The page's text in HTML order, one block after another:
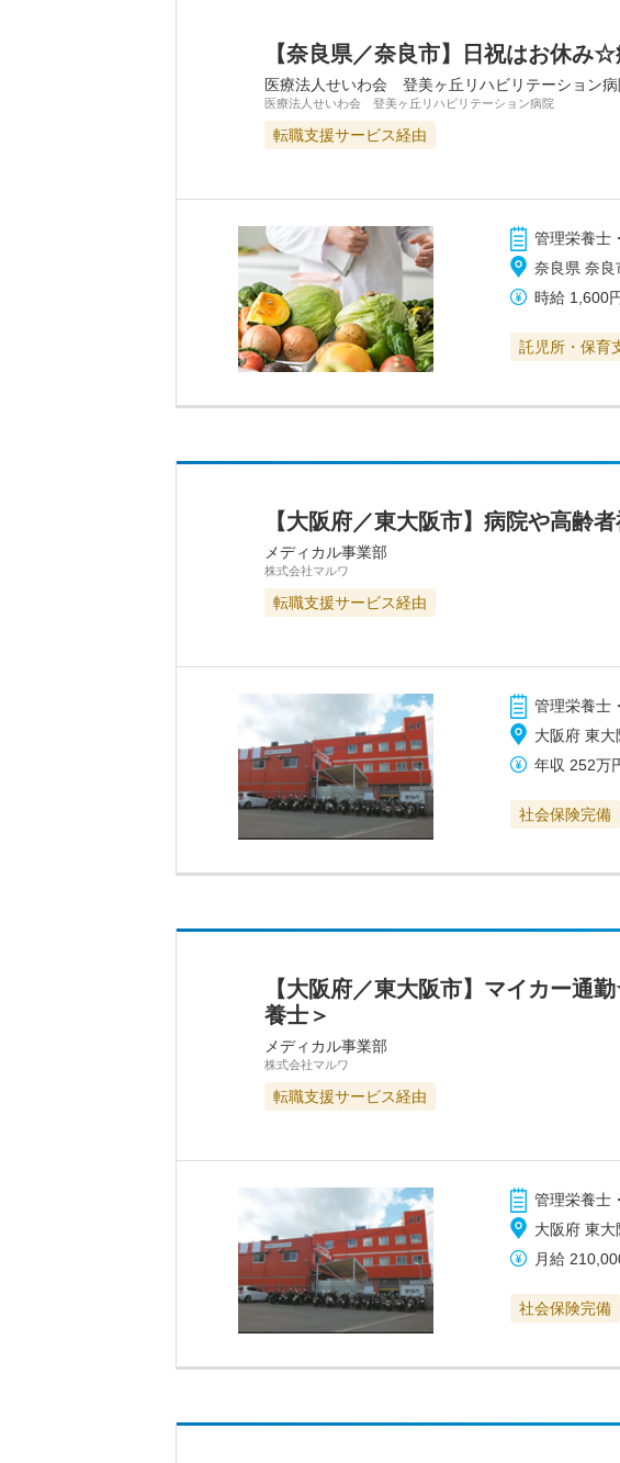
【奈良県／奈良市】日祝はお休み
医療法人せいわ会 登美ヶ丘リハビリテーション病
医療法人せいわ会 登美ヶ丘リハビリテーション病院
転職支援サービス経由
管理栄養士
奈良県 奈
時給 1,600
託児所・保育
【大阪府／東大阪市】病院や高齢
メディカル事業部
株式会社マルワ
転職支援サービス経由
管理栄養士
大阪府 東
年収 252万
社会保険完備
【大阪府／東大阪市】マイカー通
養士＞
メディカル事業部
株式会社マルワ
転職支援サービス経由
管理栄養士
大阪府 東
月給
社会保険完備